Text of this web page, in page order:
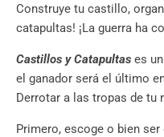
Construye tu castillo,
catapultas! ¡La guerra ha
Castillos y Catapultas es
el ganador será el último
Derrotar a las tropas de tu
Primero, escoge o bien